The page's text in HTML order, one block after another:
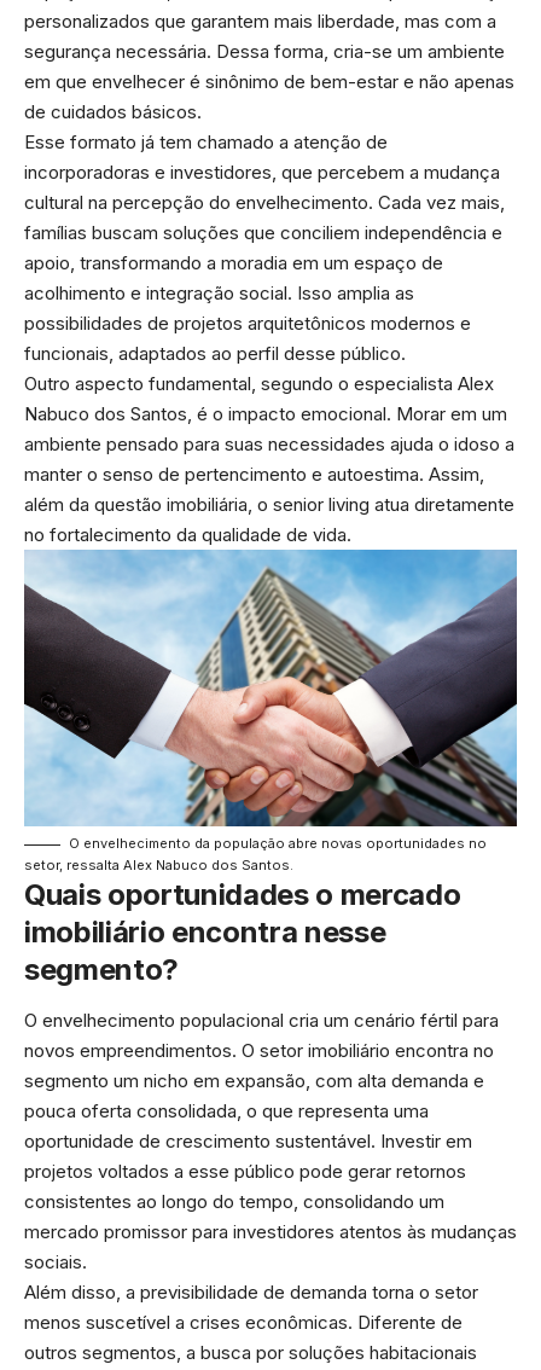
personalizados que garantem mais liberdade, mas com a
segurança necessária. Dessa forma, cria-se um ambiente
em que envelhecer é sinônimo de bem-estar e não apenas
de cuidados básicos.
Esse formato já tem chamado a atenção de
incorporadoras e investidores, que percebem a mudança
cultural na percepção do envelhecimento. Cada vez mais,
famílias buscam soluções que conciliem independência e
apoio, transformando a moradia em um espaço de
acolhimento e integração social. Isso amplia as
possibilidades de projetos arquitetônicos modernos e
funcionais, adaptados ao perfil desse público.
Outro aspecto fundamental, segundo o especialista Alex
Nabuco dos Santos, é o impacto emocional. Morar em um
ambiente pensado para suas necessidades ajuda o idoso a
manter o senso de pertencimento e autoestima. Assim,
além da questão imobiliária, o senior living atua diretamente
no fortalecimento da qualidade de vida.
O envelhecimento da população abre novas oportunidades no
setor, ressalta Alex Nabuco dos Santos.
Quais oportunidades o mercado
imobiliário encontra nesse
segmento?
O envelhecimento populacional cria um cenário fértil para
novos empreendimentos. O setor imobiliário encontra no
segmento um nicho em expansão, com alta demanda e
pouca oferta consolidada, o que representa uma
oportunidade de crescimento sustentável. Investir em
projetos voltados a esse público pode gerar retornos
consistentes ao longo do tempo, consolidando um
mercado promissor para investidores atentos às mudanças
sociais.
Além disso, a previsibilidade de demanda torna o setor
menos suscetível a crises econômicas. Diferente de
outros segmentos, a busca por soluções habitacionais